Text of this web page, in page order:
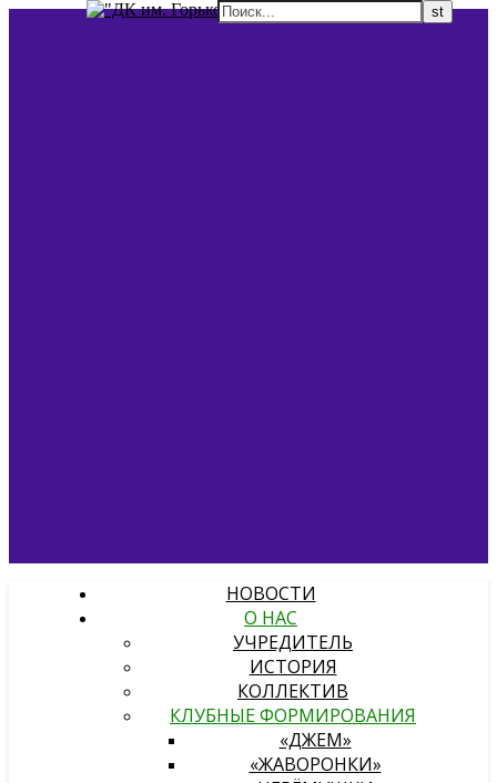
НОВОСТИ
О НАС
УЧРЕДИТЕЛЬ
ИСТОРИЯ
КОЛЛЕКТИВ
КЛУБНЫЕ ФОРМИРОВАНИЯ
«ДЖЕМ»
«ЖАВОРОНКИ»